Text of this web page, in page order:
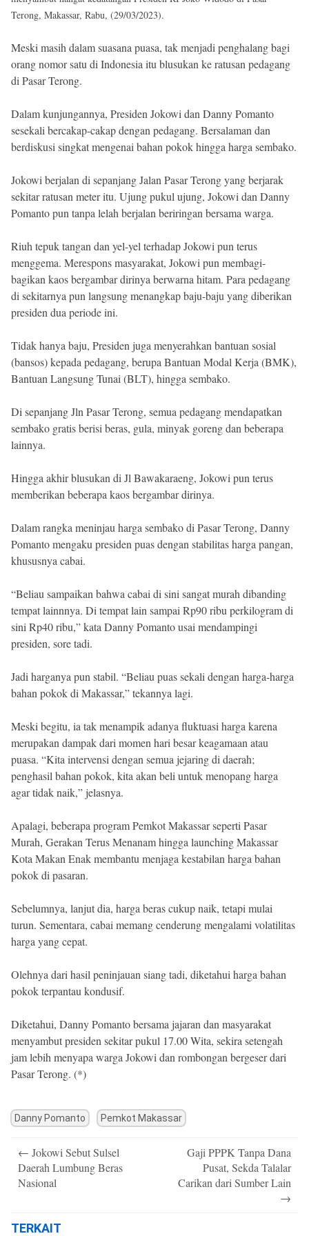
Terong, Makassar, Rabu, (29/03/2023).
Meski masih dalam suasana puasa, tak menjadi penghalang bagi
orang nomor satu di Indonesia itu blusukan ke ratusan pedagang
di Pasar Terong.
Dalam kunjungannya, Presiden Jokowi dan Danny Pomanto
sesekali bercakap-cakap dengan pedagang. Bersalaman dan
berdiskusi singkat mengenai bahan pokok hingga harga sembako.
Jokowi berjalan di sepanjang Jalan Pasar Terong yang berjarak
sekitar ratusan meter itu. Ujung pukul ujung, Jokowi dan Danny
Pomanto pun tanpa lelah berjalan beriringan bersama warga.
Riuh tepuk tangan dan yel-yel terhadap Jokowi pun terus
menggema. Merespons masyarakat, Jokowi pun membagi-
bagikan kaos bergambar dirinya berwarna hitam. Para pedagang
di sekitarnya pun langsung menangkap baju-baju yang diberikan
presiden dua periode ini.
Tidak hanya baju, Presiden juga menyerahkan bantuan sosial
(bansos) kepada pedagang, berupa Bantuan Modal Kerja (BMK),
Bantuan Langsung Tunai (BLT), hingga sembako.
Di sepanjang Jln Pasar Terong, semua pedagang mendapatkan
sembako gratis berisi beras, gula, minyak goreng dan beberapa
lainnya.
Hingga akhir blusukan di Jl Bawakaraeng, Jokowi pun terus
memberikan beberapa kaos bergambar dirinya.
Dalam rangka meninjau harga sembako di Pasar Terong, Danny
Pomanto mengaku presiden puas dengan stabilitas harga pangan,
khususnya cabai.
“Beliau sampaikan bahwa cabai di sini sangat murah dibanding
tempat lainnnya. Di tempat lain sampai Rp90 ribu perkilogram di
sini Rp40 ribu,” kata Danny Pomanto usai mendampingi
presiden, sore tadi.
Jadi harganya pun stabil. “Beliau puas sekali dengan harga-harga
bahan pokok di Makassar,” tekannya lagi.
Meski begitu, ia tak menampik adanya fluktuasi harga karena
merupakan dampak dari momen hari besar keagamaan atau
puasa. “Kita intervensi dengan semua jejaring di daerah;
penghasil bahan pokok, kita akan beli untuk menopang harga
agar tidak naik,” jelasnya.
Apalagi, beberapa program Pemkot Makassar seperti Pasar
Murah, Gerakan Terus Menanam hingga launching Makassar
Kota Makan Enak membantu menjaga kestabilan harga bahan
pokok di pasaran.
Sebelumnya, lanjut dia, harga beras cukup naik, tetapi mulai
turun. Sementara, cabai memang cenderung mengalami volatilitas
harga yang cepat.
Olehnya dari hasil peninjauan siang tadi, diketahui harga bahan
pokok terpantau kondusif.
Diketahui, Danny Pomanto bersama jajaran dan masyarakat
menyambut presiden sekitar pukul 17.00 Wita, sekira setengah
jam lebih menyapa warga Jokowi dan rombongan bergeser dari
Pasar Terong. (*)
Danny Pomanto Pemkot Makassar
navigation
← Jokowi Sebut Sulsel
Daerah Lumbung Beras
Nasional
Gaji PPPK Tanpa Dana
Pusat, Sekda Talalar
Carikan dari Sumber Lain
→
TERKAIT